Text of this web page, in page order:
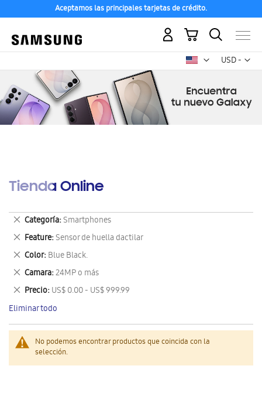
Aceptamos las principales tarjetas de crédito.
USD -
dólar
Mi carrito
Tienda Online
No podemos encontrar productos que coincida con la
selección.
Categoría Smartphones
Eliminar
este
artículo
Feature Sensor de huella dactilar
Eliminar
este
artículo
Color Blue Black.
Eliminar
este
artículo
Camara 24MP o más
Eliminar
este
artículo
Precio US$ 0.00 - US$ 999.99
Eliminar
este
artículo
Eliminar todo